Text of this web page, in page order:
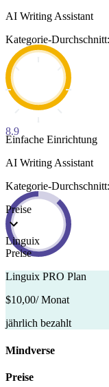
AI Writing Assistant
Kategorie-
8.9
Einfache Einrichtung
AI Writing Assistant
Kategorie-
Preise
Linguix
Preise
Linguix PRO Plan
$10,00/ Monat
jährlich bezahlt
Mindverse
Preise